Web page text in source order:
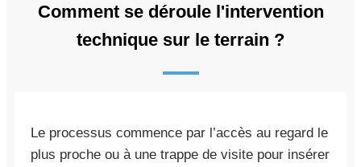
Comment se déroule l'intervention
technique sur le terrain ?
Le processus commence par l’accès au regard le
plus proche ou à une trappe de visite pour insérer